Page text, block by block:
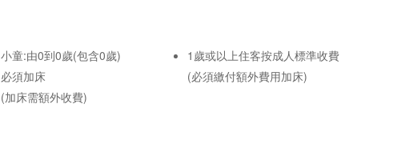
小童:由0到0歲(包含0歲)
必須加床
(加床需額外收費)
1歲或以上住客按成人標準收費
(必須繳付額外費用加床)